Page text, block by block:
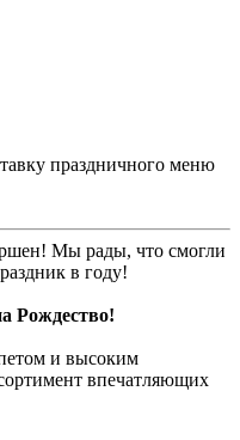
праздничного меню
Мы рады, что смогли
в году!
Рождество!
и высоким
впечатляющих